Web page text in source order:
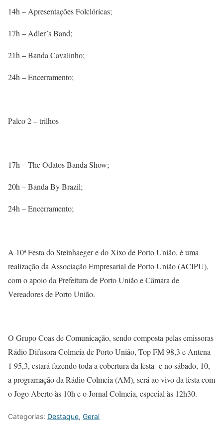
14h – Apresentações Folclóricas;
17h – Adler´s Band;
21h – Banda Cavalinho;
24h – Encerramento;
Palco 2 – trilhos
17h – The Odatos Banda Show;
20h – Banda By Brazil;
24h – Encerramento;
A 10ª Festa do Steinhaeger e do Xixo de Porto União, é uma
realização da Associação Empresarial de Porto União (ACIPU),
com o apoio da Prefeitura de Porto União e Câmara de
Vereadores de Porto União.
O Grupo Coas de Comunicação, sendo composta pelas emissoras
Rádio Difusora Colmeia de Porto União, Top FM 98,3 e Antena
1 95,3, estará fazendo toda a cobertura da festa e no sábado, 10,
a programação da Rádio Colmeia (AM), será ao vivo da festa com
o Jogo Aberto às 10h e o Jornal Colmeia, especial às 12h30.
Categorias: Destaque, Geral